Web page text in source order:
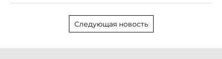
Следующая новость